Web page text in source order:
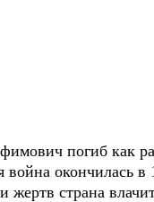
погиб как
окончилась в
жертв страна